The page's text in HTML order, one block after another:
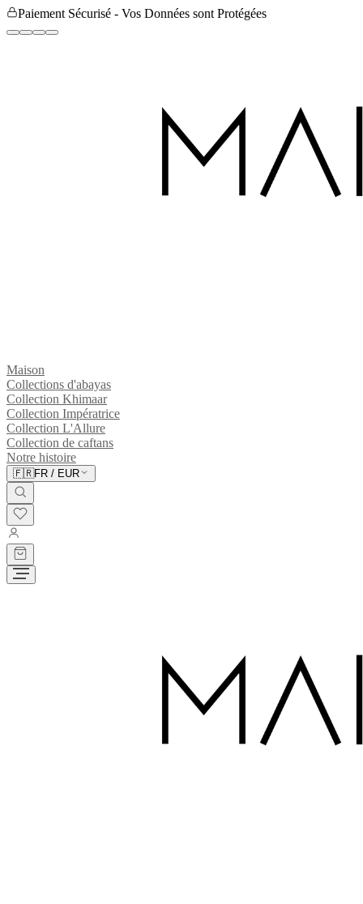
Paiement Sécurisé - Vos Données sont Protégées
Maison
Collections d'abayas
Collection Khimaar
Collection Impératrice
Collection L'Allure
Collection de caftans
Notre histoire
🇫🇷FR / EUR